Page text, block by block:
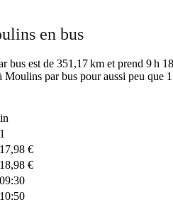
en bus
bus est de 351,17 km et prend 9 h
Moulins par bus pour aussi peu
1
17,98 €
18,98 €
09:30
10:50